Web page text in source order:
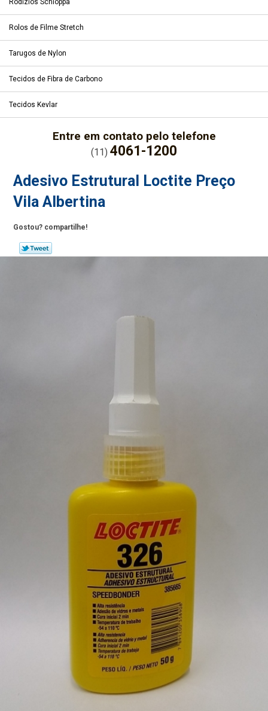
Rodízios Schioppa
Rolos de Filme Stretch
Tarugos de Nylon
Tecidos de Fibra de Carbono
Tecidos Kevlar
Entre em contato pelo telefone
(11) 4061-1200
Adesivo Estrutural Loctite Preço
Vila Albertina
Gostou? compartilhe!